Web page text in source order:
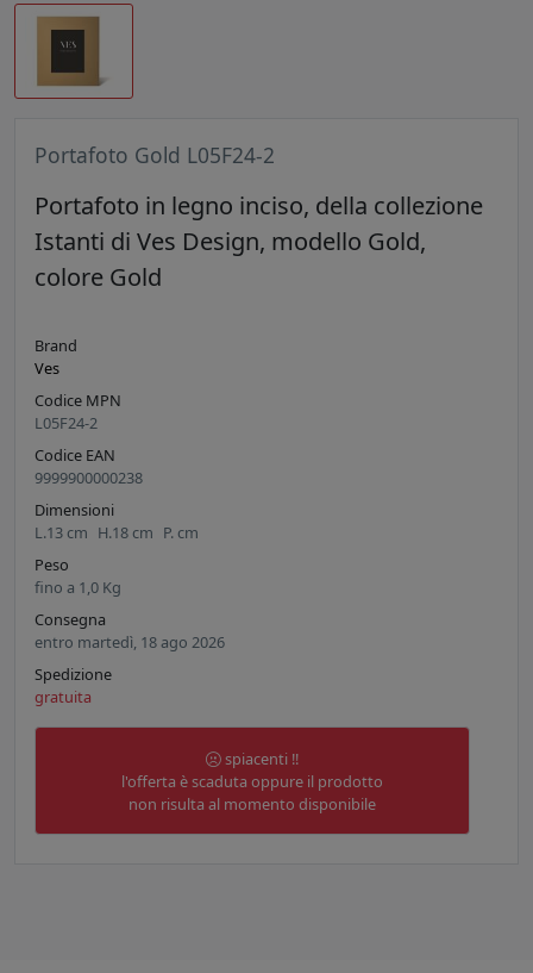
Portafoto Gold L05F24-2
Portafoto in legno inciso, della collezione
Istanti di Ves Design, modello Gold,
colore Gold
Brand
Ves
Codice MPN
L05F24-2
Codice EAN
9999900000238
Dimensioni
L.13 cm H.18 cm P. cm
Peso
fino a 1,0 Kg
Consegna
entro martedì, 18 ago 2026
Spedizione
gratuita
spiacenti !!
l'offerta è scaduta oppure il prodotto
non risulta al momento disponibile